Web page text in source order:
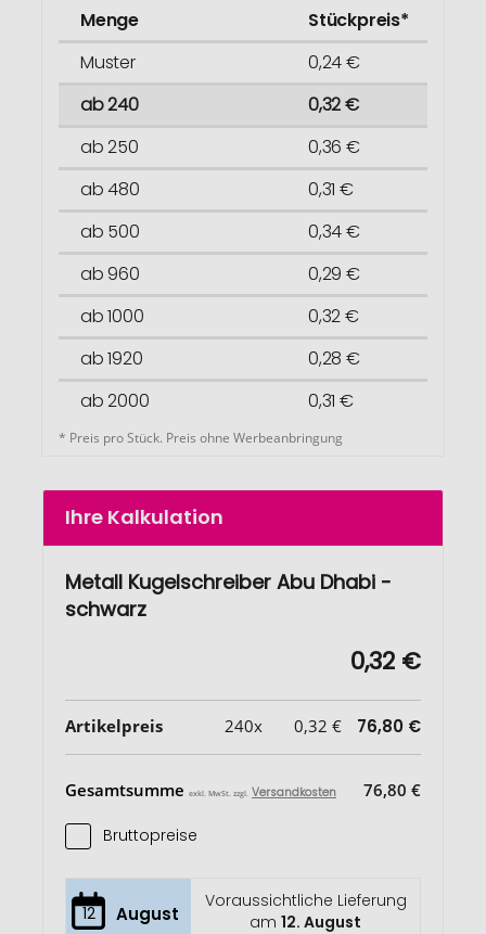
Menge
Stückpreis*
Muster
0,24 €
ab 240
0,32 €
ab 250
0,36 €
ab 480
0,31 €
ab 500
0,34 €
ab 960
0,29 €
ab 1000
0,32 €
ab 1920
0,28 €
ab 2000
0,31 €
* Preis pro Stück. Preis ohne Werbeanbringung
Ihre Kalkulation
Metall Kugelschreiber Abu Dhabi -
schwarz
0,32 €
Artikelpreis 240x 0,32 € 76,80 €
Gesamtsumme exkl. MwSt. zzgl. Versandkosten 76,80 €
Bruttopreise
12 August
Voraussichtliche Lieferung
am12. August